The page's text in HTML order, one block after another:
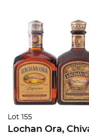
Lot 155
Lochan Ora,